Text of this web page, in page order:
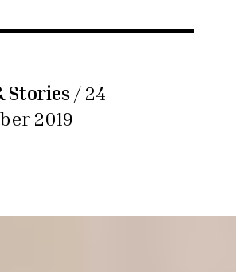
Stories/ 24
2019